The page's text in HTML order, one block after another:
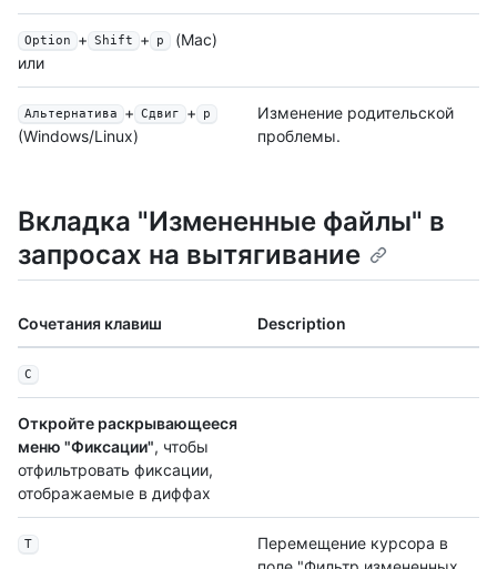
Option + Shift + p
(Mac)
или
Альтернатива + Сдвиг + p
(Windows/Linux)
Изменение родительской
проблемы.
Вкладка "Измененные файлы" в
запросах на вытягивание
Сочетания клавиш Description
C
Откройте раскрывающееся
меню "Фиксации", чтобы
отфильтровать фиксации,
отображаемые в диффах
T
Перемещение курсора в